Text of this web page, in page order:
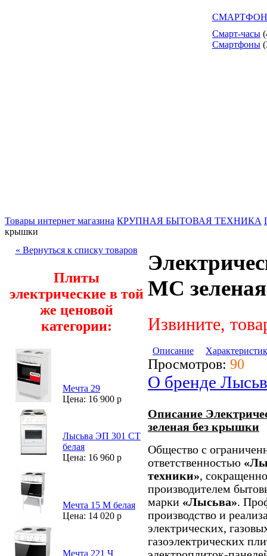
Смарт-часы
Смартфоны
Товары интернет магазина КРУПНАЯ БЫТОВАЯ ТЕХНИКА
крышки
« Вернуться к списку товаров
Плиты
электрические в той
же ценовой
категории:
Мечта 29
Цена: 16 900 р
Лысьва ЭП 301 СТ
белая
Цена: 16 960 р
Мечта 15 М белая
Цена: 14 020 р
Мечта 221 Ч
МС
Извините,
Описание
Просмотров: 90
О бренде
Описание
зеленая без крышки
Общество с
ответственностью
техники»,
производителем
марки «Лысьва».
производство и
электрических,
газоэлектрических